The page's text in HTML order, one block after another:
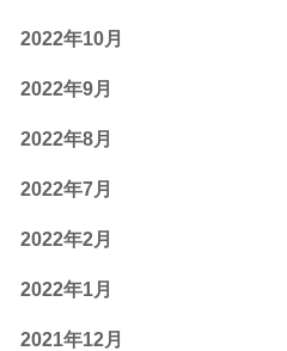
2022年10月
2022年9月
2022年8月
2022年7月
2022年2月
2022年1月
2021年12月